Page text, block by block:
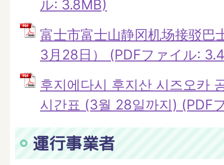
ル: 3.8MB)
富士市富士山静冈机场接驳巴
3月28日） (PDFファイル:
후지에다시 후지산 시즈오카
시간표 (3월 28일까지) (PDF
運行事業者